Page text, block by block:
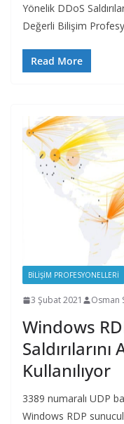
Yönelik DDoS
Değerli Bilişim
Read More
BILIŞIM PROFESYONELLERI
3 Şubat 2021 Osman
Windows
Kullanılıyor
3389 numaralı UDP
Windows RDP